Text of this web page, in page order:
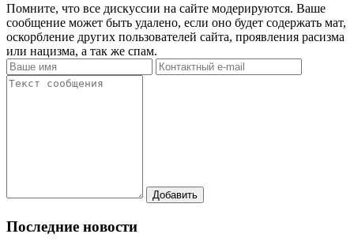
Помните, что все дискуссии на сайте модерируются. Ваше
сообщение может быть удалено, если оно будет содержать мат,
оскорбление других пользователей сайта, проявления расизма
или нацизма, а так же спам.
Последние новости